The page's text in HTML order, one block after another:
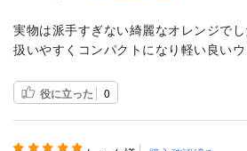
実物は派手すぎない綺麗なオレンジでし
扱いやすくコンパクトになり軽い良いウ
役に立った 0